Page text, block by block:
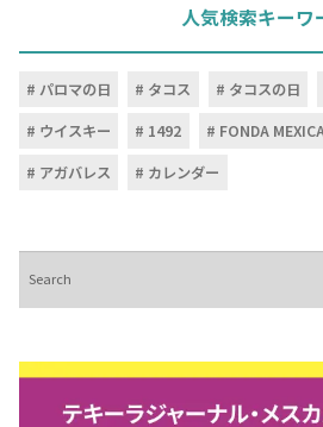
人気検索キーワ
パロマの日 タコス タコスの日
ウイスキー
1492
FONDA
アガバレス
カレンダー
索